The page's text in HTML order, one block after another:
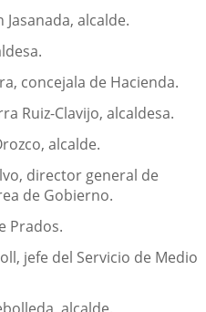
alcalde.
concejala de Hacienda.
Ruiz-Clavijo, alcaldesa.
alcalde.
director general de
de Gobierno.
Prados.
jefe del Servicio de Medio